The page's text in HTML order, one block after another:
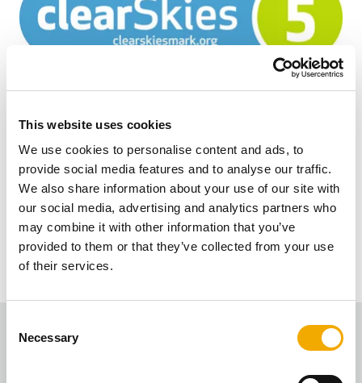
This website uses cookies
We use cookies to personalise content and ads, to
provide social media features and to analyse our traffic.
We also share information about your use of our site with
our social media, advertising and analytics partners who
may combine it with other information that you’ve
provided to them or that they’ve collected from your use
of their services.
Necessary
De Sargas kachels van Schiedel staan voor
toekomstbestendig verwarmen. Met een hoog
rendement en lage uitstoot hebben ze een ClearSkies
Level 5 certificering en zijn ze vrijgesteld van DEFRA.
Dit betekent dat ze voldoen aan strenge eco-normen en
nog vele jaren gebruikt kunnen worden, waardoor ze
een duurzame en milieuvriendelijke
verwarmingsoplossing vormen.